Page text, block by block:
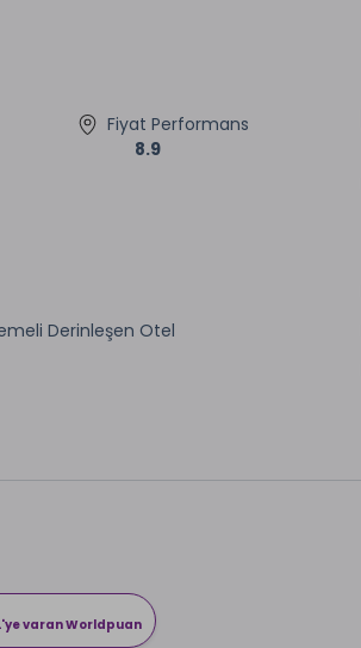
Fiyat Performans
8.9
Derinleşen Otel
varan Worldpuan